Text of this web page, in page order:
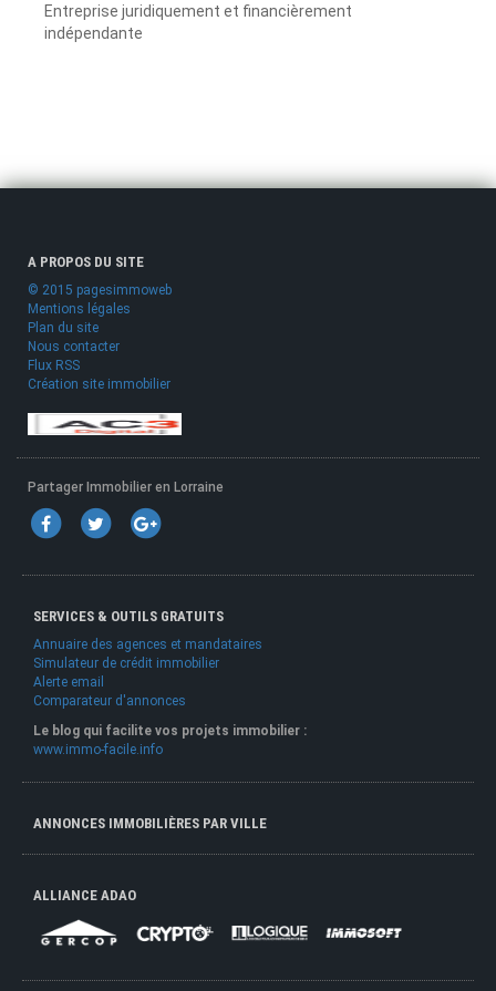
Entreprise juridiquement et financièrement
indépendante
A PROPOS DU SITE
© 2015 pagesimmoweb
Mentions légales
Plan du site
Nous contacter
Flux RSS
Création site immobilier
Partager Immobilier en Lorraine
SERVICES & OUTILS GRATUITS
Annuaire des agences et mandataires
Simulateur de crédit immobilier
Alerte email
Comparateur d'annonces
Le blog qui facilite vos projets immobilier :
www.immo-facile.info
ANNONCES IMMOBILIÈRES PAR VILLE
ALLIANCE ADAO